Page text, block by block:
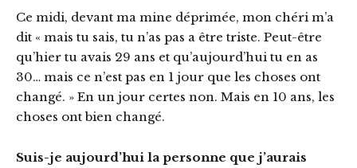
Ce midi, devant ma mine déprimée, mon chéri m’a
dit « mais tu sais, tu n’as pas a être triste. Peut-être
qu’hier tu avais 29 ans et qu’aujourd’hui tu en as
30… mais ce n’est pas en 1 jour que les choses ont
changé. » En un jour certes non. Mais en 10 ans, les
choses ont bien changé.
Suis-je aujourd’hui la personne que j’aurais